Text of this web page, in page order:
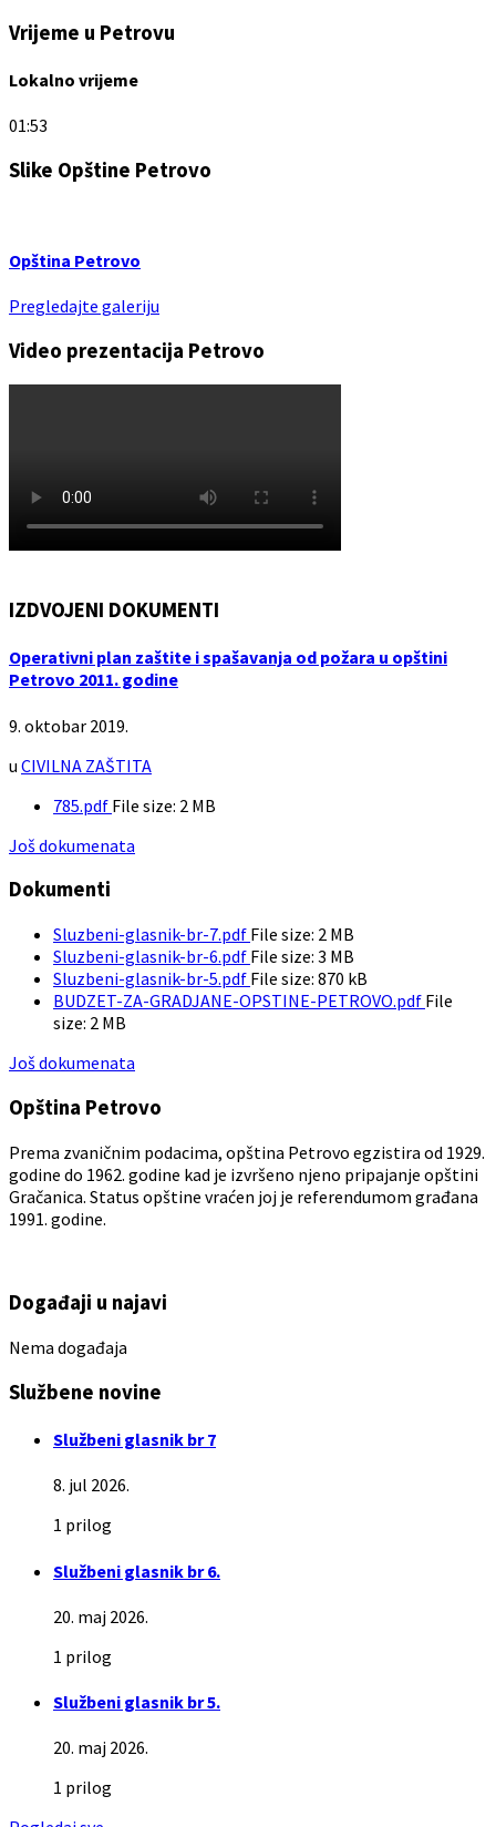
Vrijeme u Petrovu
Lokalno vrijeme
01:53
Slike Opštine Petrovo
Opština Petrovo
Pregledajte galeriju
Video prezentacija Petrovo
IZDVOJENI DOKUMENTI
Operativni plan zaštite i spašavanja od požara u opštini
Petrovo 2011. godine
9. oktobar 2019.
u CIVILNA ZAŠTITA
785.pdf File size: 2 MB
Još dokumenata
Dokumenti
Sluzbeni-glasnik-br-7.pdf File size: 2 MB
Sluzbeni-glasnik-br-6.pdf File size: 3 MB
Sluzbeni-glasnik-br-5.pdf File size: 870 kB
BUDZET-ZA-GRADJANE-OPSTINE-PETROVO.pdf File
size: 2 MB
Još dokumenata
Opština Petrovo
Prema zvaničnim podacima, opština Petrovo egzistira od 1929.
godine do 1962. godine kad je izvršeno njeno pripajanje opštini
Gračanica. Status opštine vraćen joj je referendumom građana
1991. godine.
Događaji u najavi
Nema događaja
Službene novine
Službeni glasnik br 7
8. jul 2026.
1 prilog
Službeni glasnik br 6.
20. maj 2026.
1 prilog
Službeni glasnik br 5.
20. maj 2026.
1 prilog